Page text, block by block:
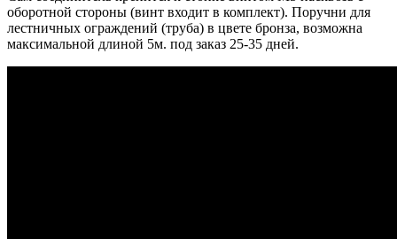
оборотной стороны (винт входит в комплект). Поручни для
лестничных ограждений (труба) в цвете бронза, возможна
максимальной длиной 5м. под заказ 25-35 дней.